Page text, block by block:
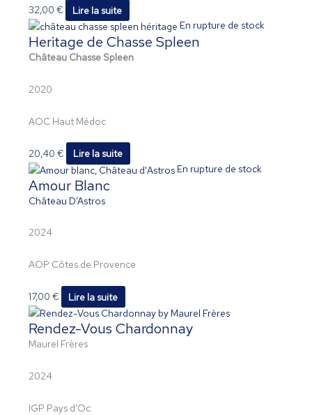
32,00€
Lire la suite
En rupture de stock
Heritage de Chasse Spleen
Château Chasse Spleen
2020
AOC Haut Médoc
20,40€
Lire la suite
En rupture de stock
Amour Blanc
Château D’Astros
2024
AOP Côtes de Provence
17,00€ Lire la suite
Rendez-Vous Chardonnay
Maurel Frères
2024
IGP Pays d’Oc